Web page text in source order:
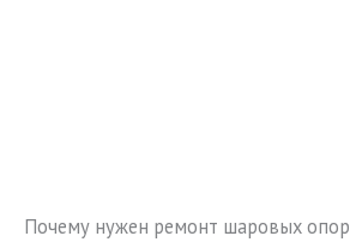
Почему нужен ремонт шаровых опор